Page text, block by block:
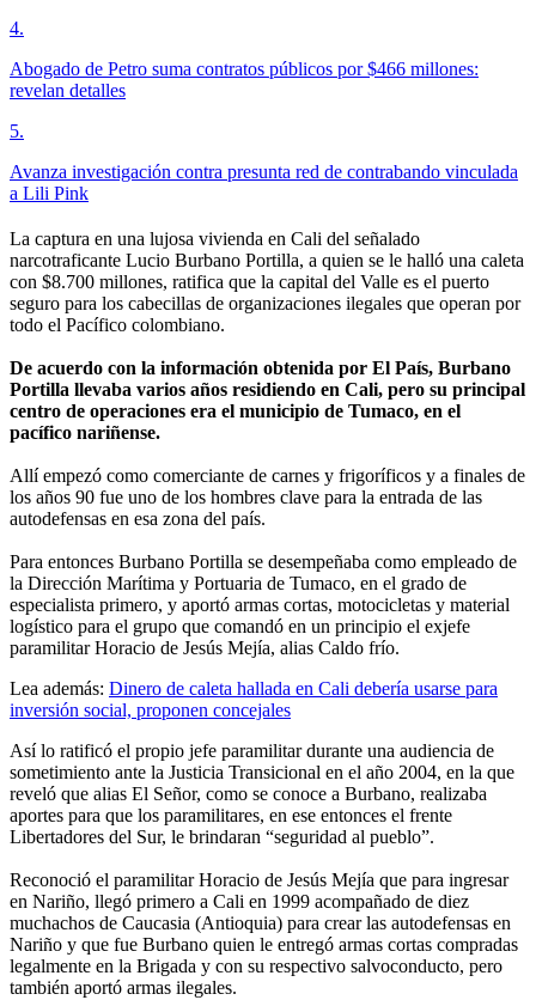
4.
Abogado de Petro suma contratos públicos por $466 millones:
revelan detalles
5.
Avanza investigación contra presunta red de contrabando vinculada
a Lili Pink
La captura en una lujosa vivienda en Cali del señalado
narcotraficante Lucio Burbano Portilla, a quien se le halló una caleta
con $8.700 millones, ratifica que la capital del Valle es el puerto
seguro para los cabecillas de organizaciones ilegales que operan por
todo el Pacífico colombiano.
De acuerdo con la información obtenida por El País, Burbano
Portilla llevaba varios años residiendo en Cali, pero su principal
centro de operaciones era el municipio de Tumaco, en el
pacífico nariñense.
Allí empezó como comerciante de carnes y frigoríficos y a finales de
los años 90 fue uno de los hombres clave para la entrada de las
autodefensas en esa zona del país.
Para entonces Burbano Portilla se desempeñaba como empleado de
la Dirección Marítima y Portuaria de Tumaco, en el grado de
especialista primero, y aportó armas cortas, motocicletas y material
logístico para el grupo que comandó en un principio el exjefe
paramilitar Horacio de Jesús Mejía, alias Caldo frío.
Lea además: Dinero de caleta hallada en Cali debería usarse para
inversión social, proponen concejales
Así lo ratificó el propio jefe paramilitar durante una audiencia de
sometimiento ante la Justicia Transicional en el año 2004, en la que
reveló que alias El Señor, como se conoce a Burbano, realizaba
aportes para que los paramilitares, en ese entonces el frente
Libertadores del Sur, le brindaran “seguridad al pueblo”.
Reconoció el paramilitar Horacio de Jesús Mejía que para ingresar
en Nariño, llegó primero a Cali en 1999 acompañado de diez
muchachos de Caucasia (Antioquia) para crear las autodefensas en
Nariño y que fue Burbano quien le entregó armas cortas compradas
legalmente en la Brigada y con su respectivo salvoconducto, pero
también aportó armas ilegales.